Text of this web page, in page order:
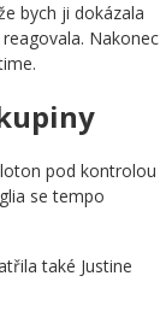
bych ji dokázala
Nakonec
pod kontrolou
se tempo
také Justine